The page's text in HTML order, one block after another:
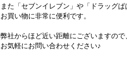
また「セブンイレブン」や「ドラッグ
お買い物に非常に便利です。
弊社からほど近い距離にございますの
お気軽にお問い合わせください♪